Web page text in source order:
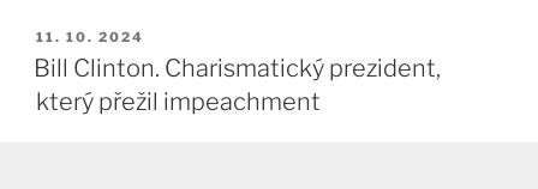
PUBLIKOVÁNO
11. 10. 2024
Bill Clinton. Charismatický prezident,
který přežil impeachment